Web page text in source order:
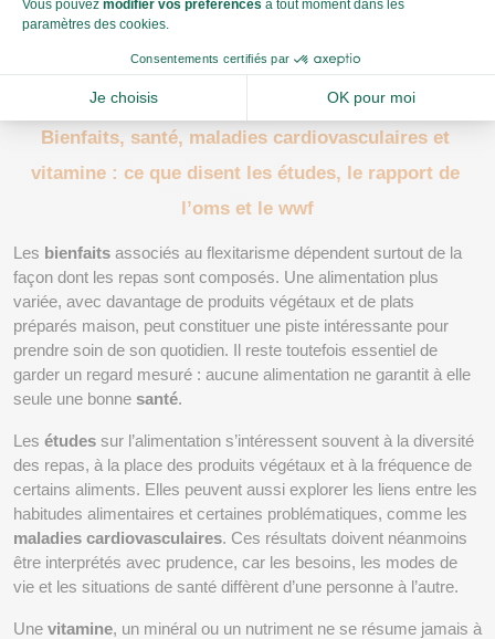
Pour vous aider à structurer vos menus, une box repas équilibré
Quitoque
cuisiner. Elle permet d’explorer différentes associations, sans
Bienfaits, santé, maladies cardiovasculaires et
vitamine : ce que disent les études, le rapport de
l’oms et le wwf
Les bienfaits associés au flexitarisme dépendent surtout de la
façon dont les repas sont composés. Une alimentation plus
variée, avec davantage de produits végétaux et de plats
préparés maison, peut constituer une piste intéressante pour
prendre soin de son quotidien. Il reste toutefois essentiel de
garder un regard mesuré : aucune alimentation ne garantit à elle
seule une bonne santé.
Les études sur l’alimentation s’intéressent souvent à la diversité
des repas, à la place des produits végétaux et à la fréquence de
certains aliments. Elles peuvent aussi explorer les liens entre les
maladies cardiovasculaires. Ces résultats doivent néanmoins
être interprétés avec prudence, car les besoins, les modes de
vie et les situations de santé diffèrent d’une personne à l’autre.
Une vitamine, un minéral ou un nutriment ne se résume jamais à